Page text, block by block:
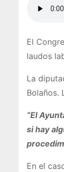
El
laudos
La
Bolaños.
“El
si hay
En el